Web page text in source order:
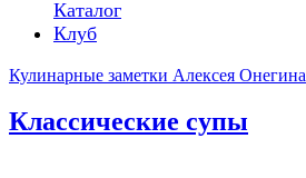
Каталог
Клуб
Кулинарные заметки Алексея Онегина
Классические супы